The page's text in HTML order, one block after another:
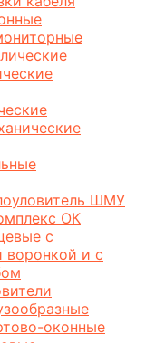
ШМУ
ОК
с
и с
оконные